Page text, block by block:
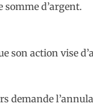
d’argent.
son action vise
demande